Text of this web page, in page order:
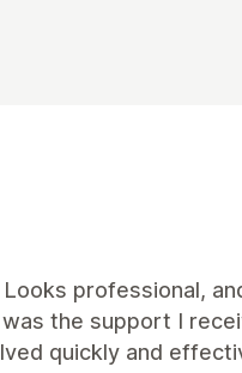
professional,
the support I
quickly and